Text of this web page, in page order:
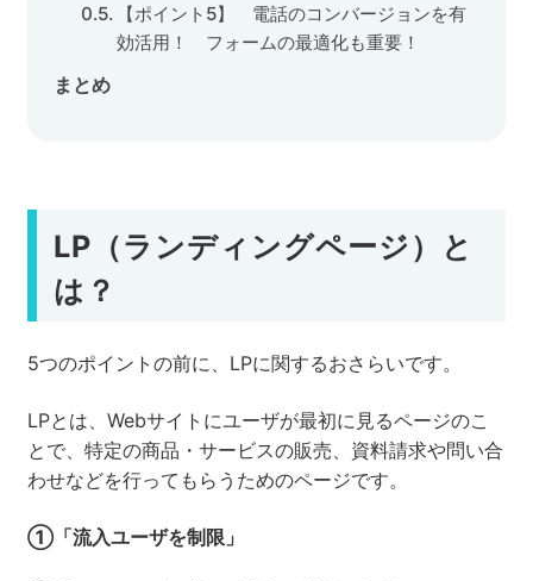
【ポイント5】 電話のコンバージョンを有
効活用！ フォームの最適化も重要！
まとめ
LP （ランディングページ）と
は？
5つのポイントの前に、LPに関するおさらいです。
LPとは、Webサイトにユーザが最初に見るページのこ
とで、特定の商品・サービスの販売、資料請求や問い合
わせなどを行ってもらうためのページです。
①「流入ユーザを制限」